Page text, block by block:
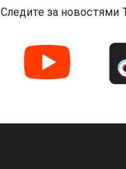
Следите за новостями